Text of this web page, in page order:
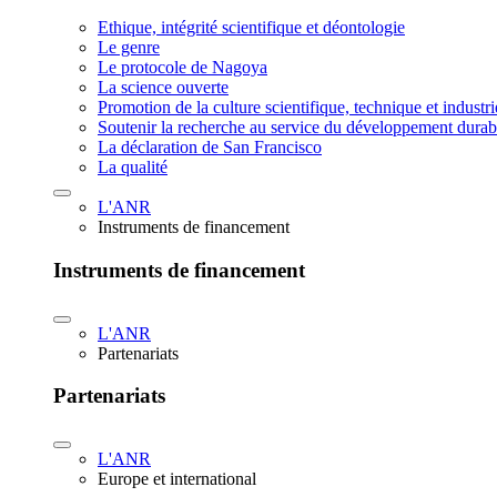
Ethique, intégrité scientifique et déontologie
Le genre
Le protocole de Nagoya
La science ouverte
Promotion de la culture scientifique, technique et
Soutenir la recherche au service du développement
La déclaration de San Francisco
La qualité
L'ANR
Instruments de financement
Instruments de financement
L'ANR
Partenariats
Partenariats
L'ANR
Europe et international